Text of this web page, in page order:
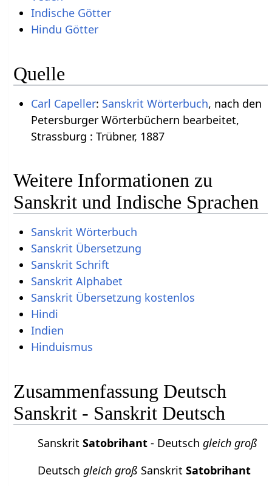
Indische Götter
Hindu Götter
Quelle
Carl Capeller: Sanskrit Wörterbuch, nach den
Petersburger Wörterbüchern bearbeitet,
Strassburg : Trübner, 1887
Weitere Informationen zu
Sanskrit und Indische Sprachen
Sanskrit Wörterbuch
Sanskrit Übersetzung
Sanskrit Schrift
Sanskrit Alphabet
Sanskrit Übersetzung kostenlos
Hindi
Indien
Hinduismus
Zusammenfassung Deutsch
Sanskrit - Sanskrit Deutsch
SanskritSatobrihant - Deutschgleich groß
Deutschgleich groß SanskritSatobrihant